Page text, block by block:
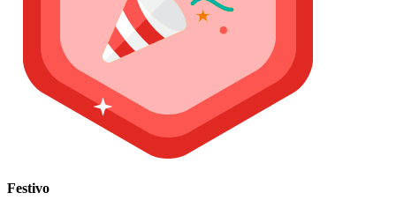
Festivo